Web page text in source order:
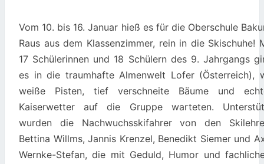
BAKUM
EIN
VOLLER
ERFOLG
Vom 10. bis 16. Januar hieß es für die Oberschule
Raus aus dem Klassenzimmer, rein in die Skischuhe!
17 Schülerinnen und 18 Schülern des 9. Jahrgangs
es in die traumhafte Almenwelt Lofer (Österreich),
weiße Pisten, tief verschneite Bäume und
Kaiserwetter auf die Gruppe warteten.
wurden die Nachwuchsskifahrer von den
Bettina Willms, Jannis Krenzel, Benedikt Siemer und
Wernke-Stefan, die mit Geduld, Humor und